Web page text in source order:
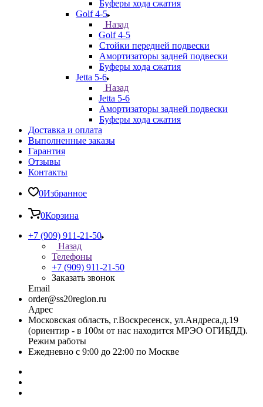
Буферы хода сжатия
Golf 4-5
Назад
Golf 4-5
Стойки передней подвески
Амортизаторы задней подвески
Буферы хода сжатия
Jetta 5-6
Назад
Jetta 5-6
Амортизаторы задней подвески
Буферы хода сжатия
Доставка и оплата
Выполненные заказы
Гарантия
Отзывы
Контакты
0Избранное
0Корзина
+7 (909) 911-21-50
Назад
Телефоны
+7 (909) 911-21-50
Заказать звонок
Email
order@ss20region.ru
Адрес
Московская область, г.Воскресенск, ул.Андреса,д.19
(ориентир - в 100м от нас находится МРЭО ОГИБДД).
Режим работы
Ежедневно с 9:00 до 22:00 по Москве